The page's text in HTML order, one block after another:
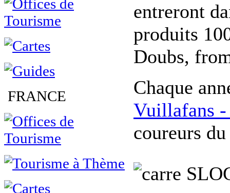
FRANCE
entreront
produits
Doubs,
Chaque
Vuillafans -
coureurs